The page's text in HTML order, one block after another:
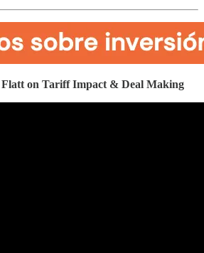
on Tariff Impact & Deal Making